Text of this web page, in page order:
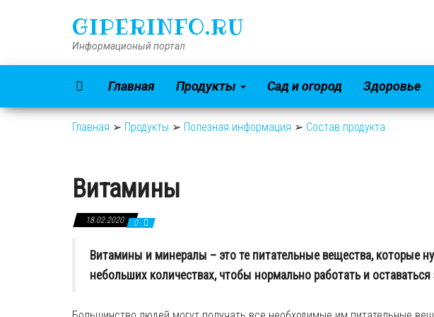
GIPERINFO.RU
Информационый портал
Главная Продукты Сад и огород Здоровье
Главная ➢ Продукты ➢ Полезная информация ➢ Состав продукта
Витамины
18.02.2020 0
Витамины и минералы – это те питательные вещества, которые
небольших количествах, чтобы нормально работать и